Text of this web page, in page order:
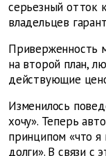
серьезный отток
владельцев
Приверженность
на второй план,
действующие
Изменилось
хочу». Теперь
принципом «что я
долги». В связи с